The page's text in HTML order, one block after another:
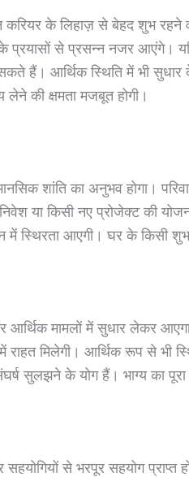
करियर के लिहाज़ से बेहद शुभ रहने
प्रयासों से प्रसन्न नजर आएंगे।
हैं। आर्थिक स्थिति में भी
की क्षमता मजबूत होगी।
शांति का अनुभव होगा।
या किसी नए प्रोजेक्ट की
में स्थिरता आएगी। घर के किसी
आर्थिक मामलों में सुधार लेकर
मिलेगी। आर्थिक रूप से भी
सुलझने के योग हैं। भाग्य का
से भरपूर सहयोग प्राप्त